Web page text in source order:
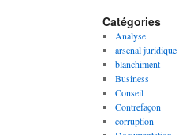
Catégories
Analyse
arsenal juridique
blanchiment
Business
Conseil
Contrefaçon
corruption